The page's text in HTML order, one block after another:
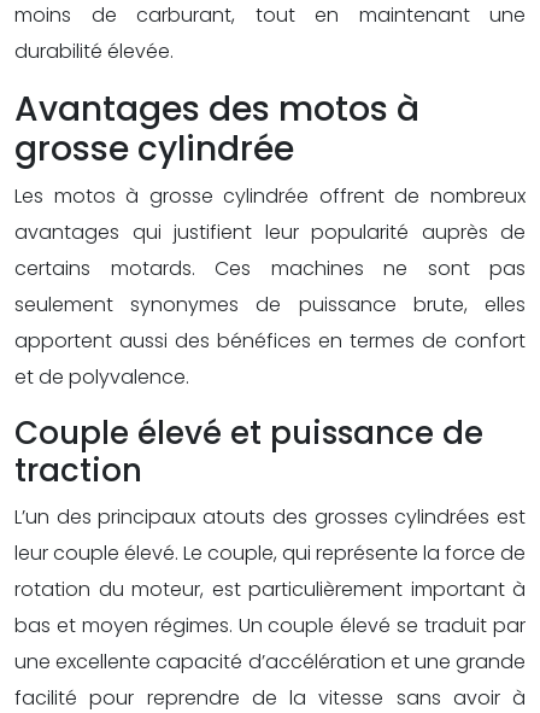
moins de carburant, tout en maintenant une
durabilité élevée.
Avantages des motos à
grosse cylindrée
Les motos à grosse cylindrée offrent de nombreux
avantages qui justifient leur popularité auprès de
certains motards. Ces machines ne sont pas
seulement synonymes de puissance brute, elles
apportent aussi des bénéfices en termes de confort
et de polyvalence.
Couple élevé et puissance de
traction
L’un des principaux atouts des grosses cylindrées est
leur couple élevé. Le couple, qui représente la force de
rotation du moteur, est particulièrement important à
bas et moyen régimes. Un couple élevé se traduit par
une excellente capacité d’accélération et une grande
facilité pour reprendre de la vitesse sans avoir à